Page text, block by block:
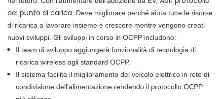
del punto di carica
Deve migliorare perché aiuta tutte le risorse
di ricarica a lavorare insieme e crescere mentre vengono creati
nuovi sviluppi. Gli sviluppi in corso in OCPP includono:
Il team di sviluppo aggiungerà funzionalità di tecnologia di
ricarica wireless agli standard OCPP.
Il sistema facilita il miglioramento del veicolo elettrico in rete di
condivisione dell'alimentazione rendendo il protocollo OCPP